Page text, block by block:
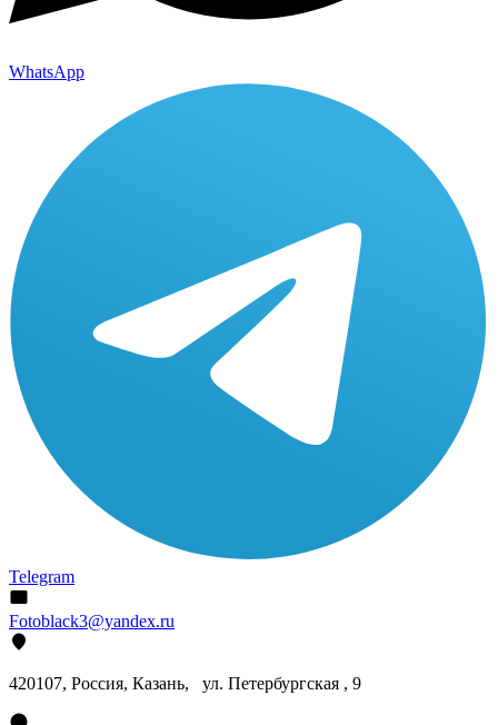
WhatsApp
Telegram
Fotoblack3@yandex.ru
420107, Россия, Казань, ул. Петербургская , 9